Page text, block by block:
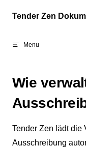
Skip to content
Tender Zen
Menu
Wie
Tender Zen lädt die
Ausschreibung